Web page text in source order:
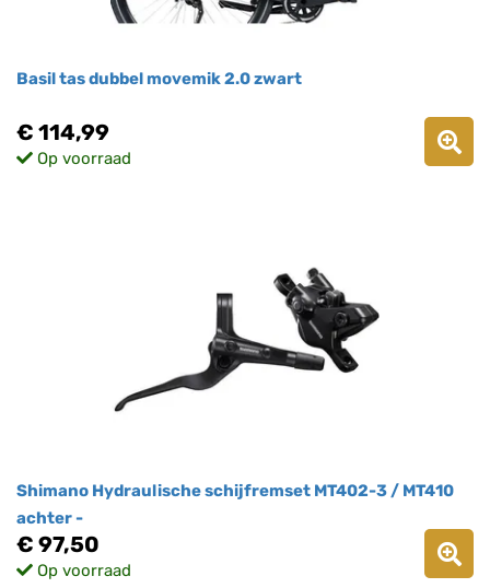
Basil tas dubbel movemik 2.0 zwart
€ 114,99
Op voorraad
Shimano Hydraulische schijfremset MT402-3 / MT410
achter -
€ 97,50
Op voorraad